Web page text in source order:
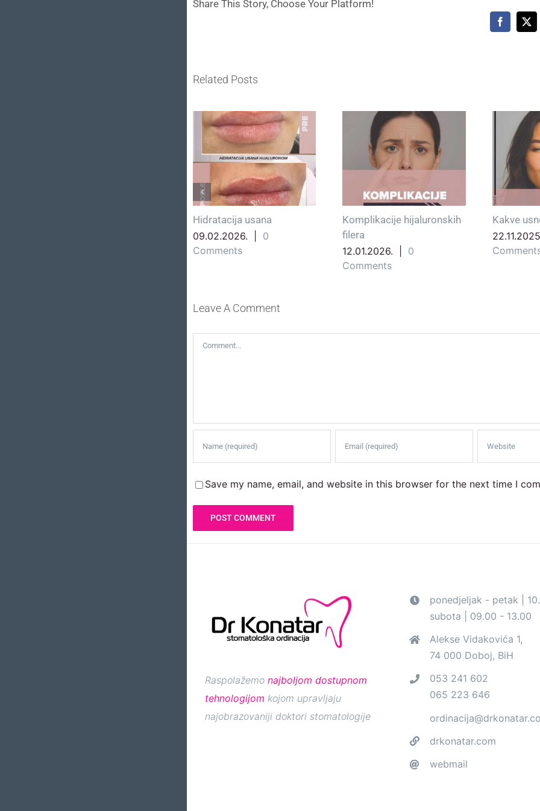
Share This Story, Choose Your Platform!
Facebook
X
Related Posts
Hidratacija usana
09.02.2026.
0
Comments
Komplikacije hijaluronskih
filera
12.01.2026.
0
Comments
Kakve
Leave A Comment
Comment
Save my name, email, and website in this browser for the next time I
Raspolažemo najboljom dostupnom
tehnologijom kojom upravljaju
najobrazovaniji doktori stomatologije
ponedjeljak - petak |
subota | 09.00 - 13.00
Alekse Vidakovića 1,
74 000 Doboj, BiH
053 241 602
065 223 646
drkonatar.com
webmail